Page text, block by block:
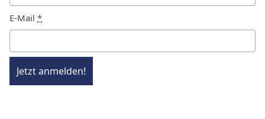
E-Mail *
Jetzt anmelden!